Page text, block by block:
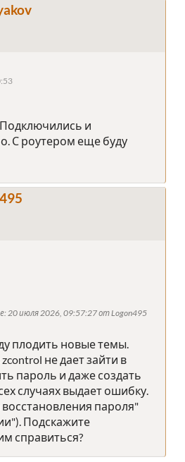
и
С роутером еще буду
: 20 июля 2026, 09:57:27 от Logon495
плодить новые темы.
не дает зайти в
пароль и даже создать
случаях выдает ошибку.
пароля"
Подскажите
справиться?